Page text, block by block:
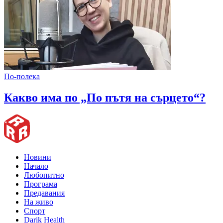
По-полека
Какво има по „По пътя на сърцето“?
Новини
Начало
Любопитно
Програма
Предавания
На живо
Спорт
Darik Health